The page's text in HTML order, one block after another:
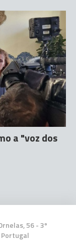
a "voz dos
56 - 3º